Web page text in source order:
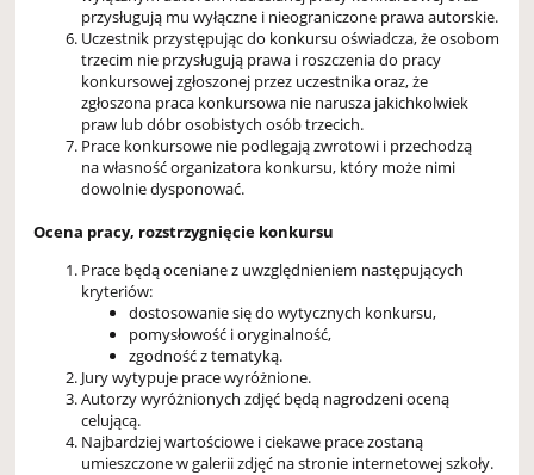
przysługują mu wyłączne i nieograniczone prawa autorskie.
Uczestnik przystępując do konkursu oświadcza, że osobom
trzecim nie przysługują prawa i roszczenia do pracy
konkursowej zgłoszonej przez uczestnika oraz, że
zgłoszona praca konkursowa nie narusza jakichkolwiek
praw lub dóbr osobistych osób trzecich.
Prace konkursowe nie podlegają zwrotowi i przechodzą
na własność organizatora konkursu, który może nimi
dowolnie dysponować.
Ocena pracy, rozstrzygnięcie konkursu
Prace będą oceniane z uwzględnieniem następujących
kryteriów:
dostosowanie się do wytycznych konkursu,
pomysłowość i oryginalność,
zgodność z tematyką.
Jury wytypuje prace wyróżnione.
Autorzy wyróżnionych zdjęć będą nagrodzeni oceną
celującą.
Najbardziej wartościowe i ciekawe prace zostaną
umieszczone w galerii zdjęć na stronie internetowej szkoły.